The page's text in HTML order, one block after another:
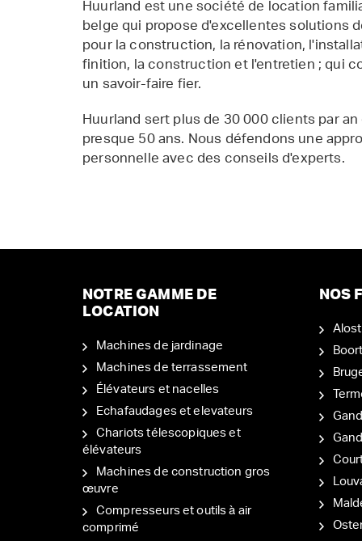
Huurland est une société de location
belge qui propose d'excellentes solutions
pour la construction, la rénovation,
finition, la construction et l'entretien ; qui
un savoir-faire fier.
Huurland sert plus de 30 000 clients par an
presque 50 ans. Nous défendons une
personnelle avec des conseils d'experts.
NOTRE GAMME DE
LOCATION
Machines de jardinage
Machines de terrassement
Élévateurs et nacelles
Echafaudages et elevateurs
Chariots télescopiques et
élévateurs
Machines de construction gros
œuvre
Compresseurs et outils à air
comprimé
NOS
Alost